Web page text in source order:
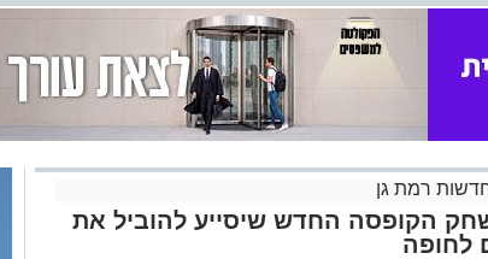
רמת גן
הקופסה החדש שיסייע להוביל את
לחופה